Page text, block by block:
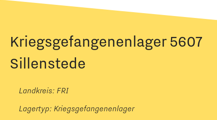
Kriegsgefangenenlager 5607
Sillenstede
Landkreis: FRI
Lagertyp: Kriegsgefangenenlager